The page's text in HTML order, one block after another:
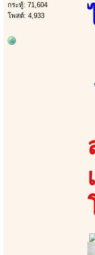
กระทู้: 71,604
โพสต์: 4,933